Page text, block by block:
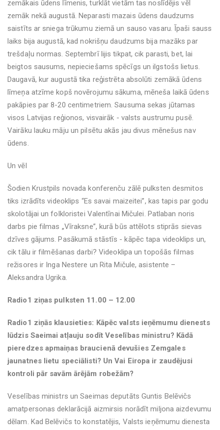
zemākais ūdens līmenis, turklāt vietām tas noslīdējis vēl
zemāk nekā augustā. Neparasti mazais ūdens daudzums
saistīts ar sniega trūkumu ziemā un sauso vasaru. Īpaši sauss
laiks bija augustā, kad nokrišņu daudzums bija mazāks par
trešdaļu normas. Septembrī lijis tikpat, cik parasti, bet, lai
beigtos sausums, nepieciešams spēcīgs un ilgstošs lietus.
Daugavā, kur augustā tika reģistrēta absolūti zemākā ūdens
līmeņa atzīme kopš novērojumu sākuma, mēneša laikā ūdens
pakāpies par 8-20 centimetriem. Sausuma sekas jūtamas
visos Latvijas reģionos, visvairāk - valsts austrumu pusē.
Vairāku lauku māju un pilsētu akās jau divus mēnešus nav
ūdens.
Un vēl
Šodien Krustpils novada konferenču zālē pulksten desmitos
tiks izrādīts videoklips “Es savai maizeitei”, kas tapis par godu
skolotājai un folkloristei Valentīnai Mičulei. Patlaban noris
darbs pie filmas „Vīraksne”, kurā būs attēlots stiprās sievas
dzīves gājums. Pasākumā stāstīs - kāpēc tapa videoklips un,
cik tālu ir filmēšanas darbi? Videoklipa un topošās filmas
režisores ir Inga Nestere un Rita Mičule, asistente –
Aleksandra Ugrika.
Radio1 ziņas pulksten 11.00 – 12.00
Radio1 ziņās klausieties: Kāpēc valsts ieņēmumu dienests
lūdzis Saeimai atļauju sodīt Veselības ministru? Kādā
pieredzes apmaiņas braucienā devušies Zemgales
jaunatnes lietu speciālisti? Un Vai Eiropa ir zaudējusi
kontroli pār savām ārējām robežām?
Veselības ministrs un Saeimas deputāts Guntis Belēvičs
amatpersonas deklarācijā aizmirsis norādīt miljona aizdevumu
dēlam. Kad Belēvičs to konstatējis, Valsts ieņēmumu dienesta